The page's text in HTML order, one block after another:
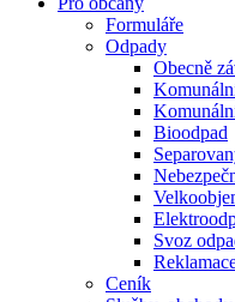
Formuláře
Odpady
Obecně
Bioodpad
Svoz
Ceník